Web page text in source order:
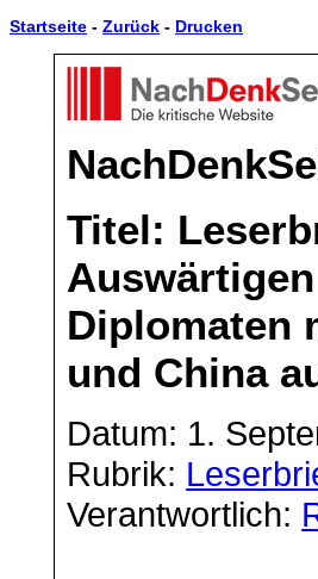
Startseite - Zurück - Drucken
Titel:
Diplomaten
und China
Datum: 1.
Rubrik:
Verantwortlich: